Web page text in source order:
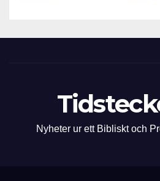
Nyheter ur ett Bibliskt och